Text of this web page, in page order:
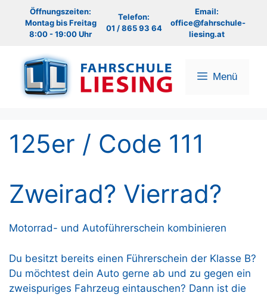
Inhalt
springen
Öffnungszeiten:
Montag bis Freitag
8:00 - 19:00 Uhr
Telefon:
01 / 865 93 64
Email:
office@fahrschule-
liesing.at
Menü
125er / Code 111
Zweirad? Vierrad?
Motorrad- und Autoführerschein kombinieren
Du besitzt bereits einen Führerschein der Klasse B?
Du möchtest dein Auto gerne ab und zu gegen ein
zweispuriges Fahrzeug eintauschen? Dann ist die